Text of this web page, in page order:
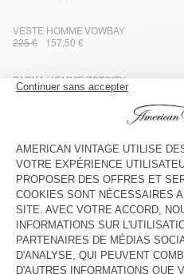
VESTE HOMME VOWBAY
225 €
157,50 €
PARKA HOMME ZOTCITY
250 €
175 €
175 € 122,50 €
BLAZER HOMME LANOW
250 €
125 €
VESTE HOMME SNOPDOG
160 €
112 €